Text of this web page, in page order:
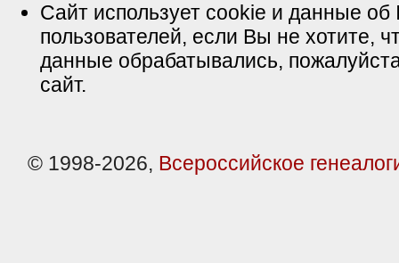
Сайт использует cookie и данные об
пользователей, если Вы не хотите,
данные обрабатывались,
сайт.
© 1998-2026, Всероссийское